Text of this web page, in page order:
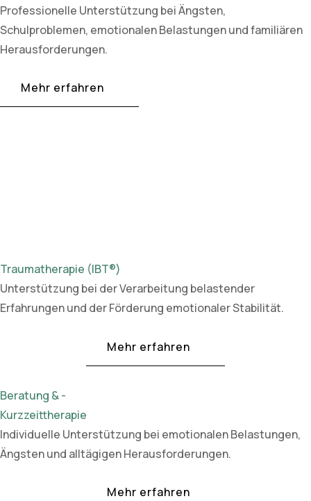
Professionelle Unterstützung bei Ängsten,
Schulproblemen, emotionalen Belastungen und familiären
Herausforderungen.
Mehr erfahren
Traumatherapie (IBT®)
Unterstützung bei der Verarbeitung belastender
Erfahrungen und der Förderung emotionaler Stabilität.
Mehr erfahren
Beratung & -
Kurzzeittherapie
Individuelle Unterstützung bei emotionalen Belastungen,
Ängsten und alltägigen Herausforderungen.
Mehr erfahren